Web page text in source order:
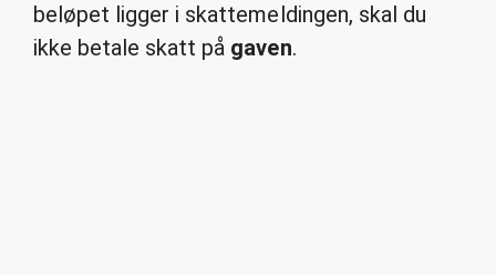
beløpet ligger i skattemeldingen, skal du
ikke betale skatt på gaven.